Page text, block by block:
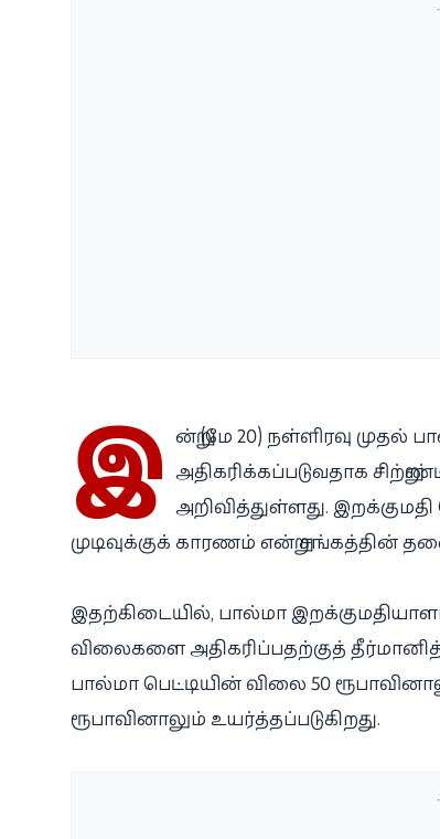
இ ன்று (மே 20) நள்ளிரவு முதல்
அதிகரிக்கப்படுவதாக
அறிவித்துள்ளது.
முடிவுக்குக் காரணம் என்று சங்கத்தின்
இதற்கிடையில், பால்மா
விலைகளை அதிகரிப்பதற்குத்
பால்மா பெட்டியின் விலை 50
ரூபாவினாலும் உயர்த்தப்படுகிறது.